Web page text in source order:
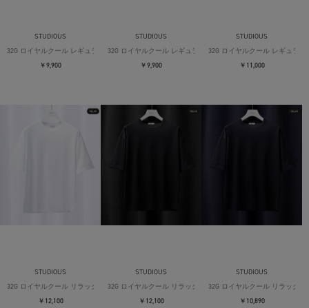
STUDIOUS
32G ロイヤルクール レギュラーTシャツ
￥9,900
STUDIOUS
32G ロイヤルクール レギュラーTシャツ
￥9,900
STUDIOUS
32G ロイヤルクール レギュラー
￥11,000
STUDIOUS
32G ロイヤルクール リラックスTシャツ
￥12,100
STUDIOUS
32G ロイヤルクール リラックスTシャツ
￥12,100
STUDIOUS
32G ロイヤルクール リラックス
￥10,890